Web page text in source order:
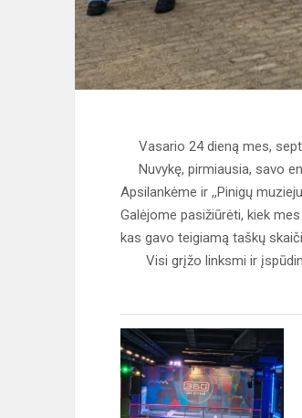
Vasario 24 dieną mes,
Nuvykę, pirmiausia, savo
Apsilankėme ir ,,Pinigų
Galėjome pasižiūrėti, kiek
kas gavo teigiamą taškų
Visi grįžo linksmi ir